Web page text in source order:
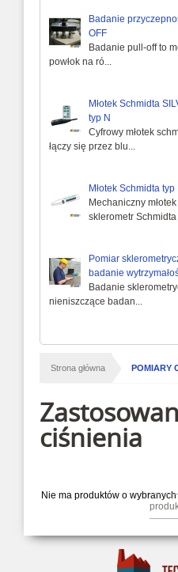
Badanie
OFF
Badanie pull-off to
powłok na ró...
Młotek Schmidta
typ N
Cyfrowy młotek
łączy się przez blu...
Młotek Schmidta typ
Mechaniczny
sklerometr Schmidta
Pomiar
badanie
Badanie
nieniszczące badan...
Strona główna POMIARY
ciśnienia
Nie ma produktów o